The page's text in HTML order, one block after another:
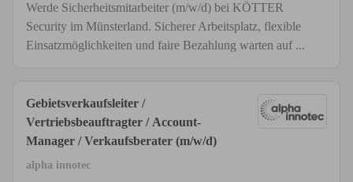
Werde Sicherheitsmitarbeiter (m/w/d) bei KÖTTER
Security im Münsterland. Sicherer Arbeitsplatz, flexible
Einsatzmöglichkeiten und faire Bezahlung warten auf ...
Gebietsverkaufsleiter /
Vertriebsbeauftragter / Account-
Manager / Verkaufsberater (m/w/d)
alpha innotec